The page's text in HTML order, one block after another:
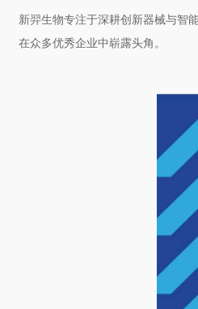
新羿生物专注于深耕创新器械与智
在众多优秀企业中崭露头角。